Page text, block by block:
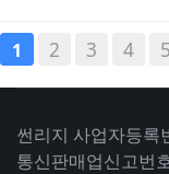
1 2 3 4 5
썬리지 사업자등록
통신판매업신고번